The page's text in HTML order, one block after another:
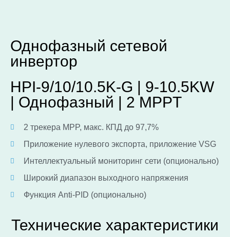
Однофазный сетевой
инвертор
HPI-9/10/10.5K-G | 9-10.5KW
| Однофазный | 2 MPPT
2 трекера MPP, макс. КПД до 97,7%
Приложение нулевого экспорта, приложение VSG
Интеллектуальный мониторинг сети (опционально)
Широкий диапазон выходного напряжения
Функция Anti-PID (опционально)
Технические характеристики